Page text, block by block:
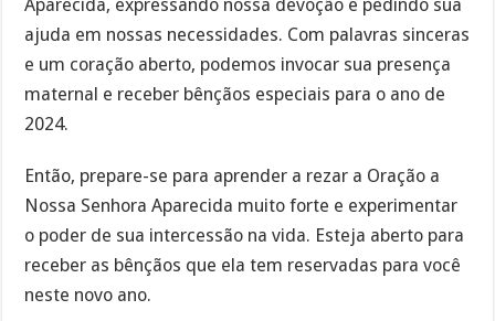
Aparecida, expressando nossa devoção e pedindo sua
ajuda em nossas necessidades. Com palavras sinceras
e um coração aberto, podemos invocar sua presença
maternal e receber bênçãos especiais para o ano de
2024.
Então, prepare-se para aprender a rezar a Oração a
Nossa Senhora Aparecida muito forte e experimentar
o poder de sua intercessão na vida. Esteja aberto para
receber as bênçãos que ela tem reservadas para você
neste novo ano.